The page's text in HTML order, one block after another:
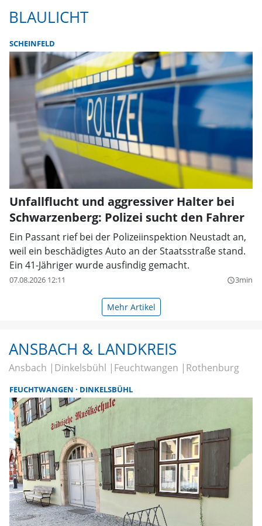
BLAULICHT
SCHEINFELD
Unfallflucht und aggressiver Halter bei
Schwarzenberg: Polizei sucht den Fahrer
Ein Passant rief bei der Polizeiinspektion Neustadt an,
weil ein beschädigtes Auto an der Staatsstraße stand.
Ein 41-Jähriger wurde ausfindig gemacht.
07.08.2026 12:11 query_builder3min
Mehr Artikel
ANSBACH & LANDKREIS
Ansbach Dinkelsbühl Feuchtwangen Rothenburg
FEUCHTWANGEN DINKELSBÜHL